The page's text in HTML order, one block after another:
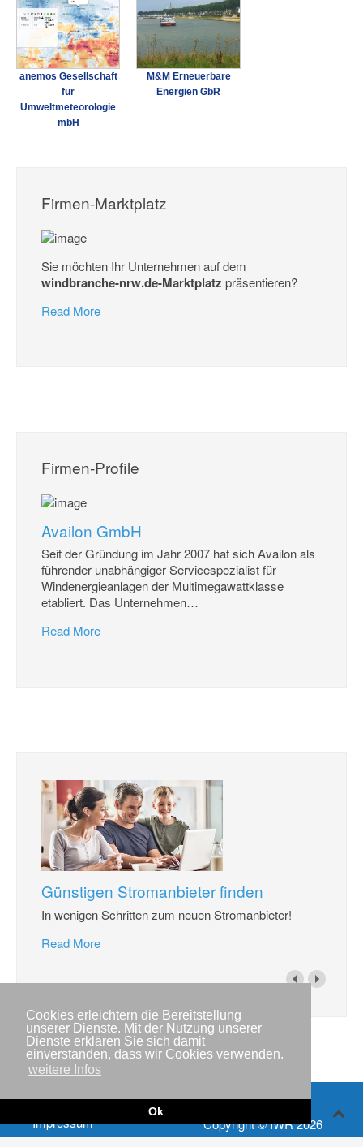
Cookies erleichtern die Bereitstellung
unserer Dienste. Mit der Nutzung unserer
Dienste erklären Sie sich damit
einverstanden, dass wir Cookies verwenden.
weitere Infos
Ok
anemos Gesellschaft
für
Umweltmeteorologie
mbH
M&M Erneuerbare
Energien GbR
Firmen-Marktplatz
Sie möchten Ihr Unternehmen auf dem
windbranche-nrw.de-Marktplatz präsentieren?
Read More
Firmen-Profile
Availon GmbH
Seit der Gründung im Jahr 2007 hat sich Availon als
führender unabhängiger Servicespezialist für
Windenergieanlagen der Multimegawattklasse
etabliert. Das Unternehmen…
Read More
Günstigen Stromanbieter finden
In wenigen Schritten zum neuen Stromanbieter!
Read More
Impressum
Copyright © IWR 2026